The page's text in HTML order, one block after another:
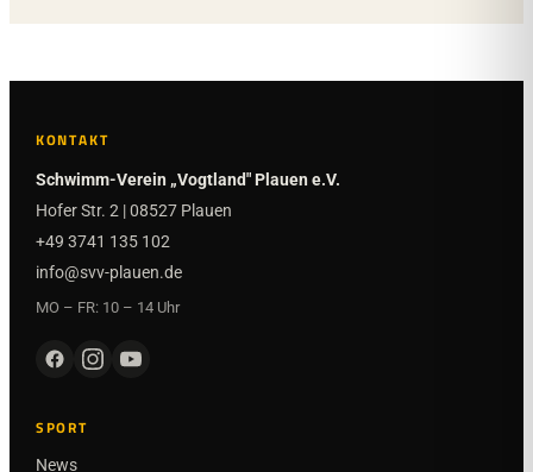
KONTAKT
Schwimm-Verein „Vogtland" Plauen e.V.
Hofer Str. 2 | 08527 Plauen
+49 3741 135 102
info@svv-plauen.de
MO – FR: 10 – 14 Uhr
SPORT
News